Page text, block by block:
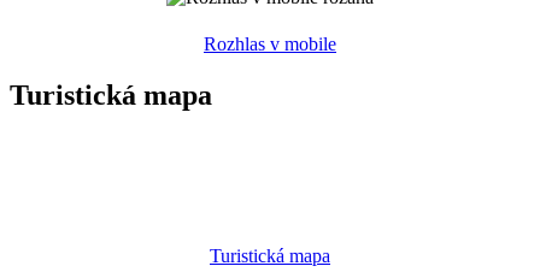
Rozhlas v mobile
Turistická mapa
Turistická mapa